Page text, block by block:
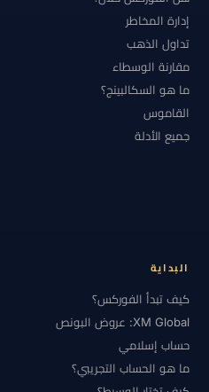
إدارة المخاطر
تداول الذهب
مقارنة الوسطاء
ما هو السكالبينج؟
القاموس
جميع الأدلة
البداية
كيف تبدأ الفوركس؟
XM Global: عروض البونص
حساب إسلامي
ما هو الحساب التجريبي؟